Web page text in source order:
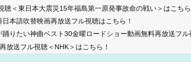
＜東日本大震災15年福島第一原発事故命の戦い＞はこちら
本語吹替映画再放送フル視聴はこちら！
りたい神曲ベスト30金曜ロードショー動画無料再放送フル
放送フル視聴＜NHK＞はこちら！